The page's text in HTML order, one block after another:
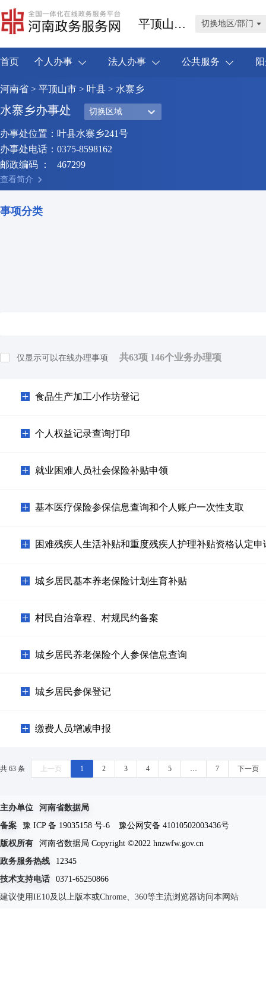
平顶山市叶县 切换地区/部门
首页 个人办事 法人办事 公共服务
河南省 > 平顶山市 > 叶县 > 水寨乡
水寨乡办事处 切换区域
办事处位置： 叶县水寨乡241号
办事处电话： 0375-8598162
邮政编码 ：
467299
查看简介
事项分类
仅显示可以在线办理事项 共63项 146个业务办理项
食品生产加工小作坊登记
个人权益记录查询打印
就业困难人员社会保险补贴申领
基本医疗保险参保信息查询和个人账户一次性支取
困难残疾人生活补贴和重度残疾人护理补贴资格认定
城乡居民基本养老保险计划生育补贴
村民自治章程、村规民约备案
城乡居民养老保险个人参保信息查询
城乡居民参保登记
缴费人员增减申报
共 63 条 上一页 1 2 3 4 5 … 7 下一页
主办单位
河南省数据局
备案
豫 ICP 备 19035158 号-6
豫公网安备 41010502003436号
版权所有
河南省数据局 Copyright ©2022 hnzwfw.gov.cn
政务服务热线
12345
技术支持电话
0371-65250866
建议使用IE10及以上版本或Chrome、360等主流浏览器访问本网站